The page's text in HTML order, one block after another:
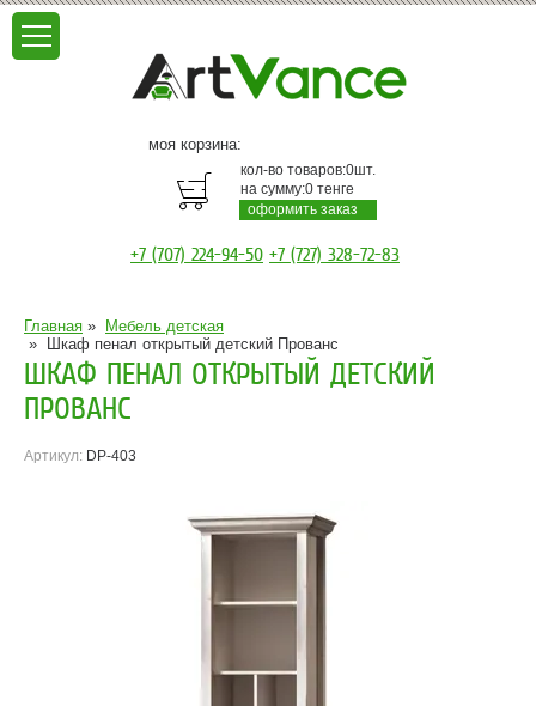
моя корзина:
кол-во товаров:0шт.
на сумму:0 тенге
оформить заказ
+7 (707) 224-94-50 +7 (727) 328-72-83
Главная »
Мебель детская
»
Шкаф пенал открытый детский Прованс
ШКАФ ПЕНАЛ ОТКРЫТЫЙ ДЕТСКИЙ
ПРОВАНС
Артикул: DP-403